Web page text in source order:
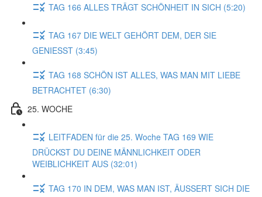
TAG 166 ALLES TRÄGT SCHÖNHEIT IN SICH (5:20)
TAG 167 DIE WELT GEHÖRT DEM, DER SIE
GENIESST (3:45)
TAG 168 SCHÖN IST ALLES, WAS MAN MIT LIEBE
BETRACHTET (6:30)
25. WOCHE
LEITFADEN für die 25. Woche TAG 169 WIE
DRÜCKST DU DEINE MÄNNLICHKEIT ODER
WEIBLICHKEIT AUS (32:01)
TAG 170 IN DEM, WAS MAN IST, ÄUSSERT SICH DIE